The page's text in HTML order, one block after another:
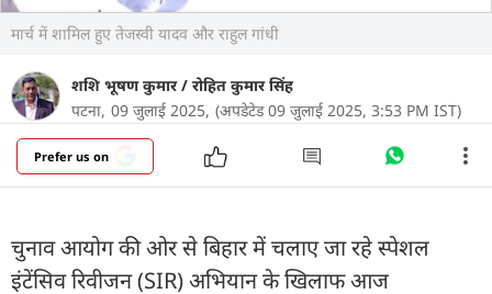
मार्च में शामिल हुए तेजस्वी यादव और राहुल गांधी
शशि भूषण कुमार/ रोहित कुमार सिंह
पटना, 09 जुलाई 2025, (अपडेटेड 09 जुलाई 2025, 3:53 PM IST)
Prefer us on
चुनाव आयोग की ओर से बिहार में चलाए जा रहे स्पेशल
इंटेंसिव रिवीजन (SIR) अभियान के खिलाफ आज